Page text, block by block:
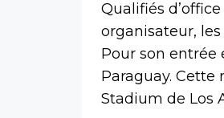
Qualifiés
organisateur,
Pour son entrée
Paraguay. Cette
Stadium de Los